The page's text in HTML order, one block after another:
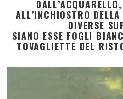
ALL’INCHIOSTRO
DIVERSE
SIANO ESSE FOGLI
TOVAGLIETTE DEL